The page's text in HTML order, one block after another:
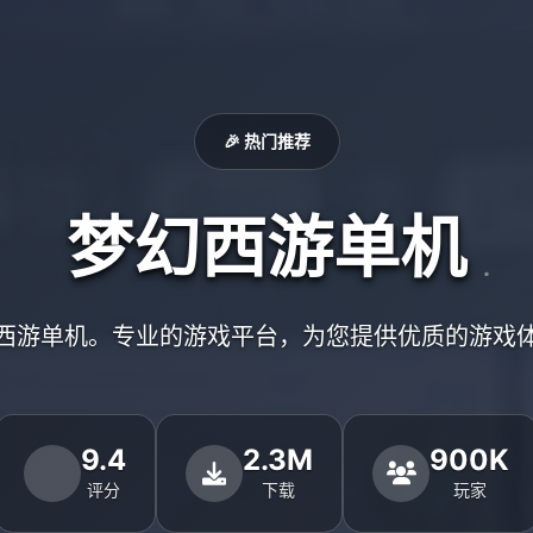
🎉 热门推荐
梦幻西游单机
游单机。专业的游戏平台，为您提供优质的游戏
9.4
评分
2.3M
下载
900K
玩家